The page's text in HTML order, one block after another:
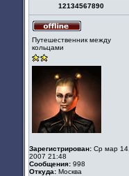
12134567890
в
Путешественник между
кольцами
Зарегистрирован: Ср мар 14,
2007 21:48
Сообщения: 998
Откуда: Москва